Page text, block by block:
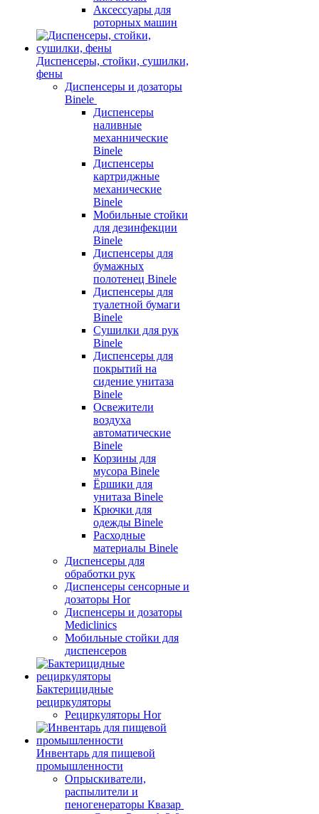
Аксессуары для
роторных машин
Диспенсеры, стойки, сушилки,
фены
Диспенсеры и дозаторы
Binele
Диспенсеры
наливные
механнические
Binele
Диспенсеры
картриджные
механические
Binele
Мобильные стойки
для дезинфекции
Binele
Диспенсеры для
бумажных
полотенец Binele
Диспенсеры для
туалетной бумаги
Binele
Сушилки для рук
Binele
Диспенсеры для
покрытий на
сидение унитаза
Binele
Освежители
воздуха
автоматические
Binele
Корзины для
мусора Binele
Ёршики для
унитаза Binele
Крючки для
одежды Binele
Расходные
материалы Binele
Диспенсеры для
обработки рук
Диспенсеры сенсорные и
дозаторы Hor
Диспенсеры и дозаторы
Mediclinics
Мобильные стойки для
диспенсеров
Бактерицидные
рециркуляторы
Рециркуляторы Hor
Инвентарь для пищевой
промышленности
Опрыскиватели,
распылители и
пеногенераторы Квазар